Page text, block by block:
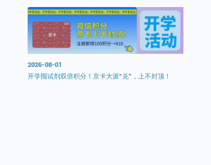
2026-08-01
开学囤试剂双倍积分！京卡大派“兑”，上不封顶！